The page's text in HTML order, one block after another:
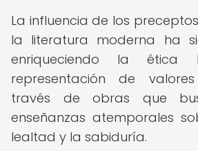
La influencia de los
la literatura moderna ha
enriqueciendo la
representación de
través de obras que
enseñanzas atemporales
lealtad y la sabiduría.